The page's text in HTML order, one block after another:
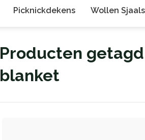
Picknickdekens Wollen Sjaals
Producten
blanket